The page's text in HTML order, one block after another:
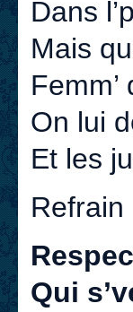
Dans
Mais
Femm’
On lui
Et les
Refrain
Qui